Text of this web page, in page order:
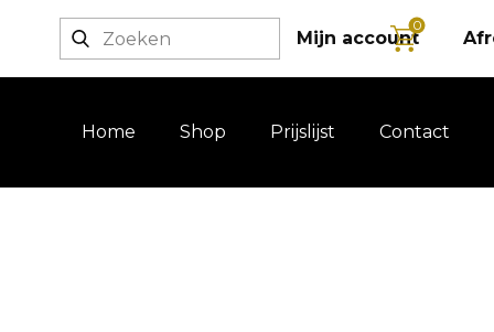
Login / registratie Mijn account
0
Home Shop Prijslijst Contact